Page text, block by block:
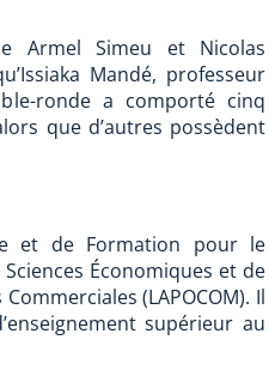
Armel Simeu et Nicolas
Mandé, professeur
ronde a comporté cinq
que d’autres possèdent
et de Formation pour le
Économiques et de
(LAPOCOM). Il
supérieur au